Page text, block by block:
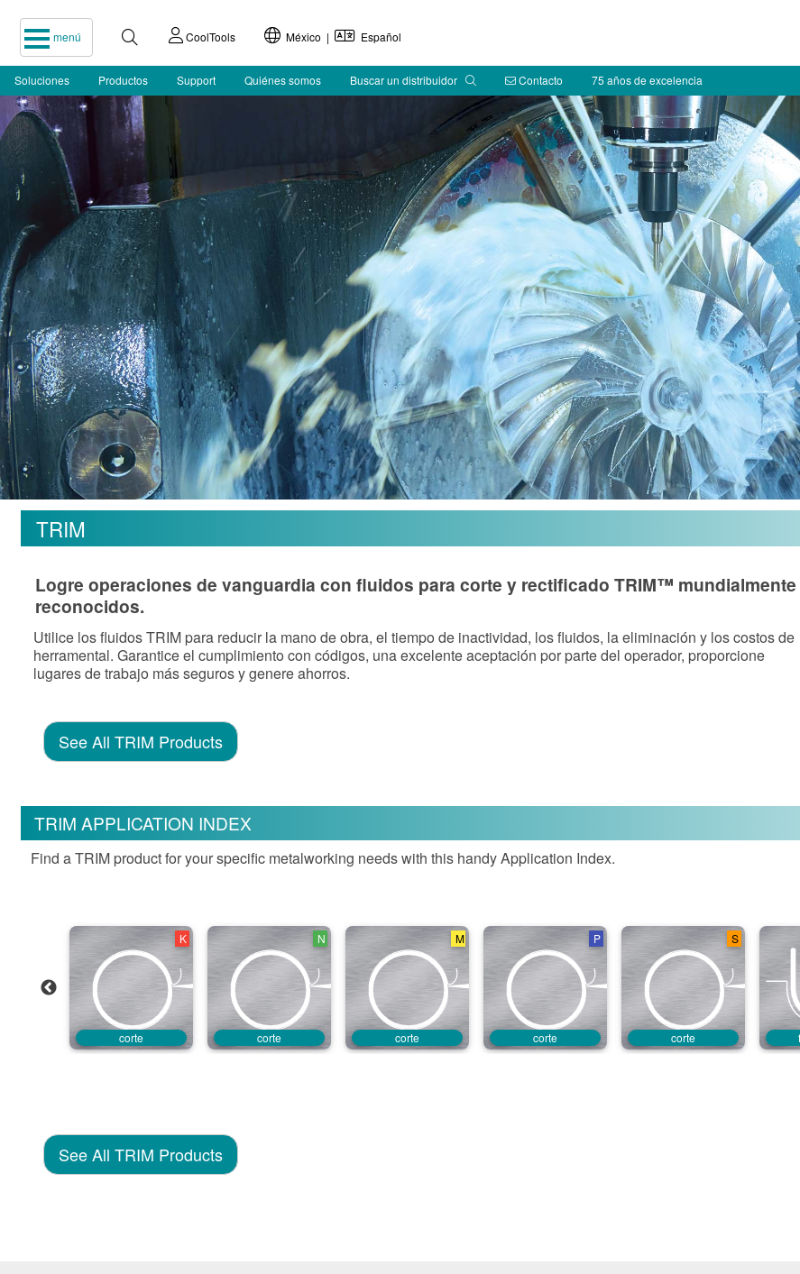
menú CoolTools México | Español
Soluciones Productos Support Quiénes somos Buscar un distribuidor Contacto 75 años de excelencia
TRIM
Logre operaciones de vanguardia con fluidos para corte y rectificado TRIM™ mundialmente
reconocidos.
Utilice los fluidos TRIM para reducir la mano de obra, el tiempo de inactividad, los fluidos, la eliminación y los costos de
herramental. Garantice el cumplimiento con códigos, una excelente aceptación por parte del operador, proporcione
lugares de trabajo más seguros y genere ahorros.
See All TRIM Products
TRIM APPLICATION INDEX
Find a TRIM product for your specific metalworking needs with this handy Application Index.
K
corte
N
corte
M
corte
P
corte
S
corte
See All TRIM Products